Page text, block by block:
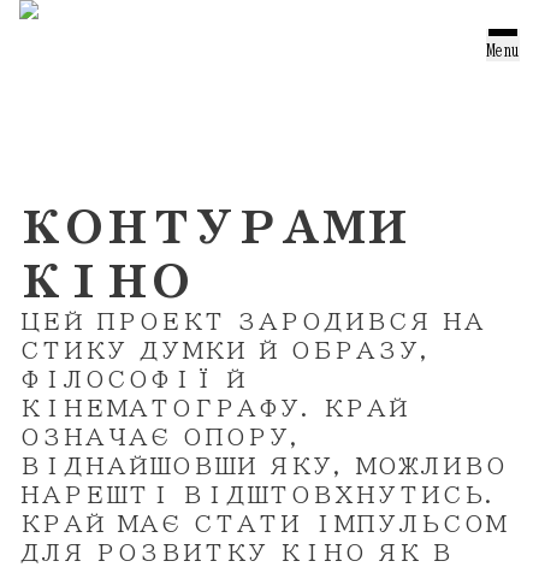
Menu
ПІДБІРКИ
ПРОЕКТ
ТЕЛЕГРАМ
ІНСТАГРАМ
КОНТУРАМИ
КІНО
ЦЕЙ ПРОЕКТ ЗАРОДИВСЯ НА
СТИКУ ДУМКИ Й ОБРАЗУ,
ФІЛОСОФІЇ Й
КІНЕМАТОГРАФУ. КРАЙ
ОЗНАЧАЄ ОПОРУ,
ВІДНАЙШОВШИ ЯКУ, МОЖЛИВО
НАРЕШТІ ВІДШТОВХНУТИСЬ.
КРАЙ МАЄ СТАТИ ІМПУЛЬСОМ
ДЛЯ РОЗВИТКУ КІНО ЯК В